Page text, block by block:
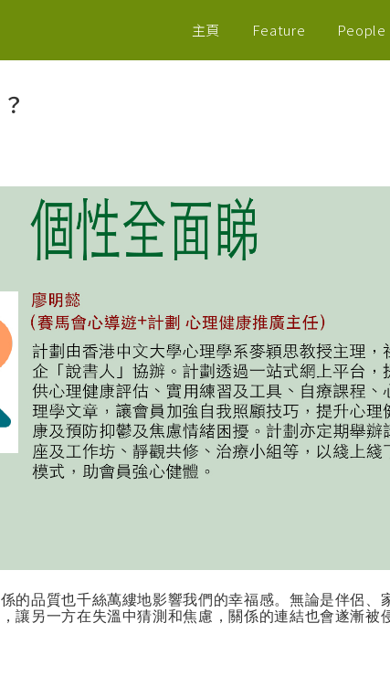
主頁 Feature People
的品質也千絲萬縷地影響我們的幸福感。無論是伴侶、
讓另一方在失溫中猜測和焦慮，關係的連結也會遂漸被